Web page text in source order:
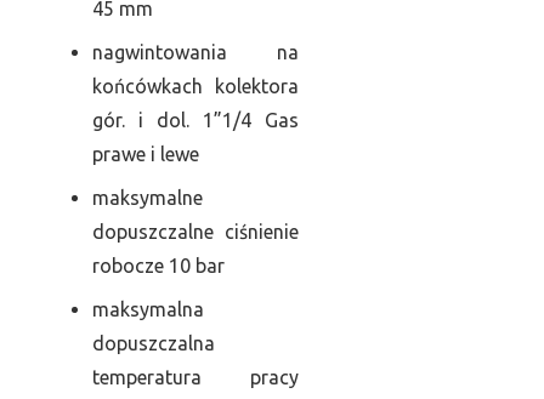
45 mm
nagwintowania na
końcówkach kolektora
gór. i dol. 1”1/4 Gas
prawe i lewe
maksymalne
dopuszczalne ciśnienie
robocze 10 bar
maksymalna
dopuszczalna
temperatura pracy